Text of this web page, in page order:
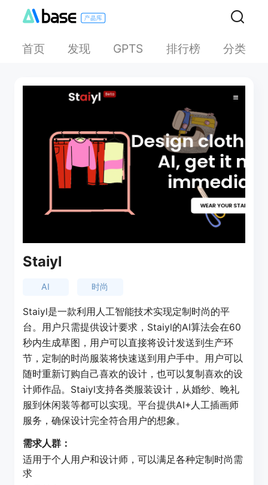
首页 发现 GPTS 排行榜 分类
Staiyl
AI 时尚
Staiyl是一款利用人工智能技术实现定制时尚的平
台。用户只需提供设计要求，Staiyl的AI算法会在60
秒内生成草图，用户可以直接将设计发送到生产环
节，定制的时尚服装将快速送到用户手中。用户可以
随时重新订购自己喜欢的设计，也可以复制喜欢的设
计师作品。Staiyl支持各类服装设计，从婚纱、晚礼
服到休闲装等都可以实现。平台提供AI+人工插画师
服务，确保设计完全符合用户的想象。
需求人群：
适用于个人用户和设计师，可以满足各种定制时尚需
求